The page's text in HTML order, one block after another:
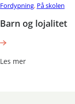
Fordypning, På skolen
Barn og lojalitet
Les mer